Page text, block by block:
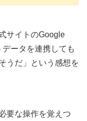
サイトのGoogle
ータを連携しても
うだ」という感想を
要な操作を覚えつ